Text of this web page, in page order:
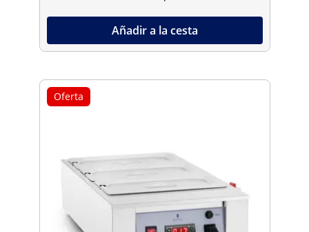
Añadir a la cesta
Oferta